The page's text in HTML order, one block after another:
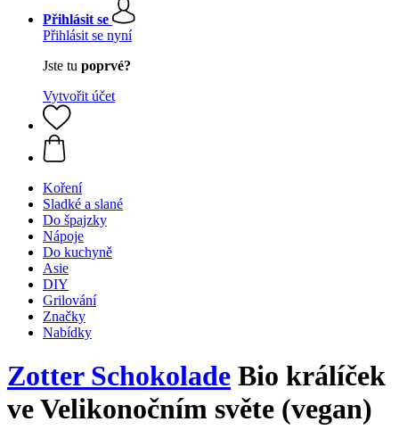
Přihlásit se
Přihlásit se nyní
Jste tu poprvé?
Vytvořit účet
Koření
Sladké a slané
Do špajzky
Nápoje
Do kuchyně
Asie
DIY
Grilování
Značky
Nabídky
Zotter Schokolade Bio králíček
ve Velikonočním světe (vegan)